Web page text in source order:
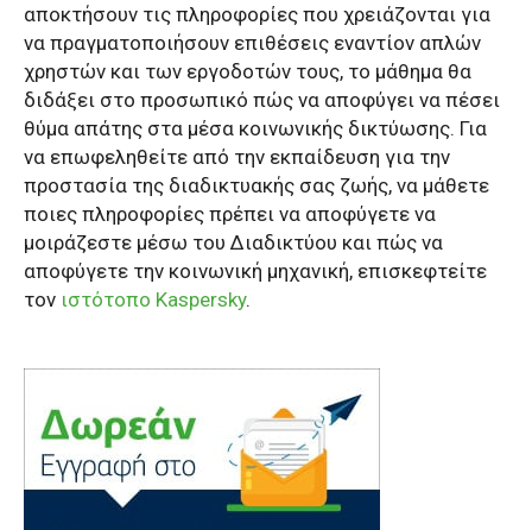
αποκτήσουν τις πληροφορίες που χρειάζονται για
να πραγματοποιήσουν επιθέσεις εναντίον απλών
χρηστών και των εργοδοτών τους, το μάθημα θα
διδάξει στο προσωπικό πώς να αποφύγει να πέσει
θύμα απάτης στα μέσα κοινωνικής δικτύωσης. Για
να επωφεληθείτε από την εκπαίδευση για την
προστασία της διαδικτυακής σας ζωής, να μάθετε
ποιες πληροφορίες πρέπει να αποφύγετε να
μοιράζεστε μέσω του Διαδικτύου και πώς να
αποφύγετε την κοινωνική μηχανική, επισκεφτείτε
τον ιστότοπo Kaspersky.